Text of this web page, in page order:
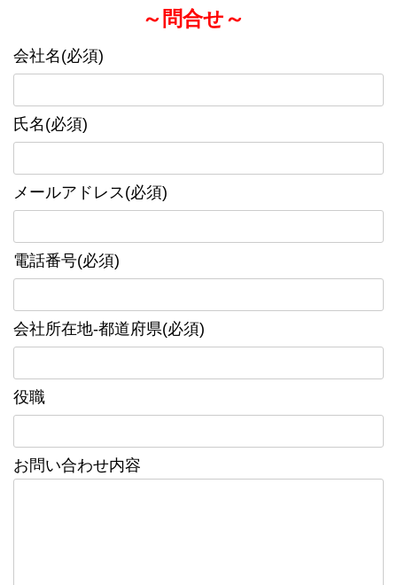
～問合せ～
会社名(必須)
氏名(必須)
メールアドレス(必須)
電話番号(必須)
会社所在地-都道府県(必須)
役職
お問い合わせ内容